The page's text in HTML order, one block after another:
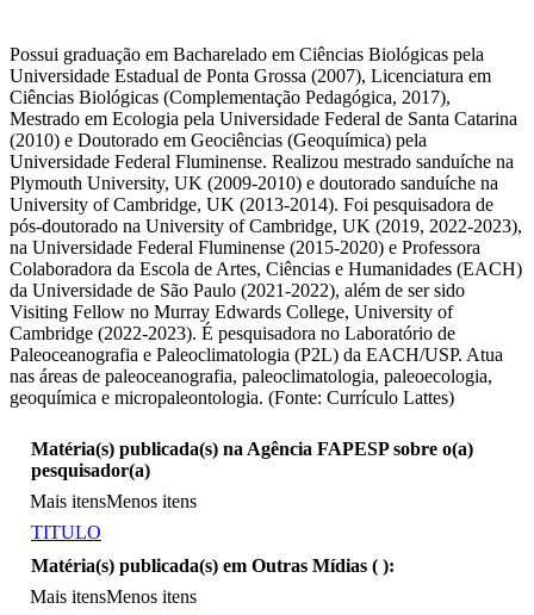
Possui graduação em Bacharelado em Ciências Biológicas pela
Universidade Estadual de Ponta Grossa (2007), Licenciatura em
Ciências Biológicas (Complementação Pedagógica, 2017),
Mestrado em Ecologia pela Universidade Federal de Santa Catarina
(2010) e Doutorado em Geociências (Geoquímica) pela
Universidade Federal Fluminense. Realizou mestrado sanduíche na
Plymouth University, UK (2009-2010) e doutorado sanduíche na
University of Cambridge, UK (2013-2014). Foi pesquisadora de
pós-doutorado na University of Cambridge, UK (2019, 2022-2023),
na Universidade Federal Fluminense (2015-2020) e Professora
Colaboradora da Escola de Artes, Ciências e Humanidades (EACH)
da Universidade de São Paulo (2021-2022), além de ser sido
Visiting Fellow no Murray Edwards College, University of
Cambridge (2022-2023). É pesquisadora no Laboratório de
Paleoceanografia e Paleoclimatologia (P2L) da EACH/USP. Atua
nas áreas de paleoceanografia, paleoclimatologia, paleoecologia,
geoquímica e micropaleontologia. (Fonte: Currículo Lattes)
Matéria(s) publicada(s) na Agência FAPESP sobre o(a)
pesquisador(a)
Mais itensMenos itens
TITULO
Matéria(s) publicada(s) em Outras Mídias ( ):
Mais itensMenos itens